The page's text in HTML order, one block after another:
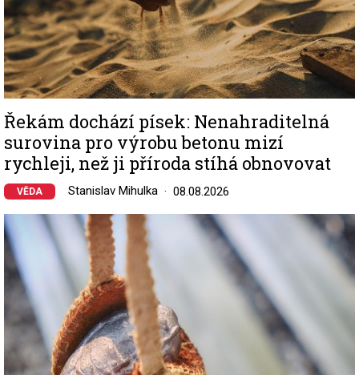
Řekám dochází písek: Nenahraditelná
surovina pro výrobu betonu mizí
rychleji, než ji příroda stíhá obnovovat
VĚDA Stanislav Mihulka 08.08.2026
Image